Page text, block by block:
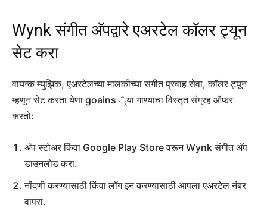
Wynk संगीत अ‍ॅपद्वारे एअरटेल कॉलर ट्यून
सेट करा
वायन्क म्युझिक, एअरटेलच्या मालकीच्या संगीत प्रवाह सेवा, कॉलर ट्यून
म्हणून सेट करता येणा goains ्या गाण्यांचा विस्तृत संग्रह ऑफर
करतो:
अ‍ॅप स्टोअर किंवा Google Play Store वरून Wynk संगीत अ‍ॅप
डाउनलोड करा.
नोंदणी करण्यासाठी किंवा लॉग इन करण्यासाठी आपला एअरटेल नंबर
वापरा.